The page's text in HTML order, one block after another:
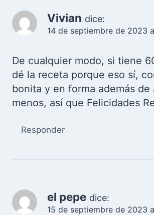
Vivian dice:
14 de septiembre de 2023
De cualquier modo, si tiene
dé la receta porque eso sí,
bonita y en forma además de
menos, así que Felicidades
Responder
el pepe dice:
15 de septiembre de 2023